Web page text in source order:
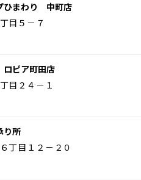
ひまわり 中町店
目５－７
ピア町田店
目２４－１
り所
丁目１２－２０